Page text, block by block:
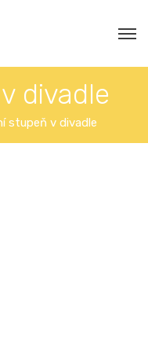
divadle
stupeň v divadle